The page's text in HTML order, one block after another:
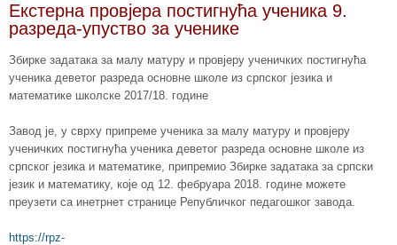
Екстерна провјера постигнућа ученика 9.
разреда-упуство за ученике
Збирке задатака за малу матуру и провјеру ученичких постигнућа
ученика деветог разреда основне школе из српског језика и
математике школске 2017/18. године
Завод је, у сврху припреме ученика за малу матуру и провјеру
ученичких постигнућа ученика деветог разреда основне школе из
српског језика и математике, припремио Збирке задатака за српски
језик и математику, које од 12. фебруара 2018. године можете
преузети са инетрнет странице Републичког педагошког завода.
https://rpz-